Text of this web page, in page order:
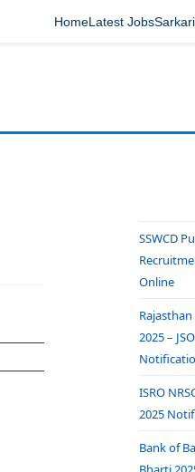
HomeLatest Jobs
SSWCD
Online
Rajasthan
2025 –
ISRO
2025
Bank of